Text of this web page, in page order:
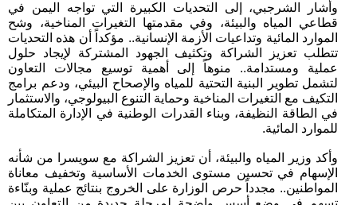
وأشار الشرجبي، إلى التحديات الكبيرة التي تواجه اليمن في
قطاعي المياه والبيئة، وفي مقدمتها التغيرات المناخية، وشح
الموارد المائية وتداعيات الأزمة الإنسانية.. مؤكداً أن هذه التحديات
تتطلب تعزيز الشراكة وتكثيف الجهود المشتركة لإيجاد حلول
عملية ومستدامة.. منوهاً إلى أهمية توسيع مجالات التعاون
لتشمل تطوير البنية التحتية للمياه والإصحاح البيئي، ودعم برامج
التكيف مع التغيرات المناخية وحماية التنوع البيولوجي، والاستثمار
في الطاقة النظيفة، وبناء القدرات الوطنية في الإدارة المتكاملة
للموارد المائية.
وأكد وزير المياه والبيئة، أن تعزيز الشراكة مع سويسرا من شأنه
الإسهام في تحسين مستوى الخدمات الأساسية وتخفيف معاناة
المواطنين.. مجدداً حرص الوزارة على الخروج بنتائج عملية وبنّاءة